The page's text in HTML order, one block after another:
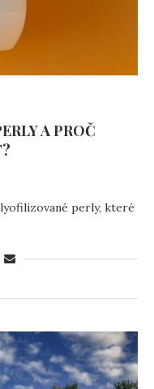
A PROČ
perly, které